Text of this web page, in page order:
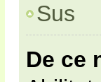
Sus
De ce